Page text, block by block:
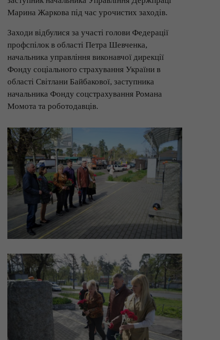
Марина Жаркова під час урочистих заходів.
Заходи відбулися за участі голови Федерації
профспілок в області Петра Шевченка,
начальника управління виконавчої дирекції
Фонду соціального страхування України в
області Світлани Байбакової, заступника
начальника Фонду соцстрахування Романа
Момота та роботодавців.